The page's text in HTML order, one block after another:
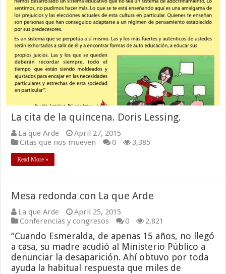
La cita de la quincena. Doris Lessing.
La que Arde
April 27, 2015
Citas que nos mueven
0 3,385
Read More »
Mesa redonda con La que Arde
La que Arde
April 25, 2015
Conferencias y congresos
0 2,821
“Cuando Esmeralda, de apenas 15 años, no llegó
a casa, su madre acudió al Ministerio Público a
denunciar la desaparición. Ahí obtuvo por toda
ayuda la habitual respuesta que miles de